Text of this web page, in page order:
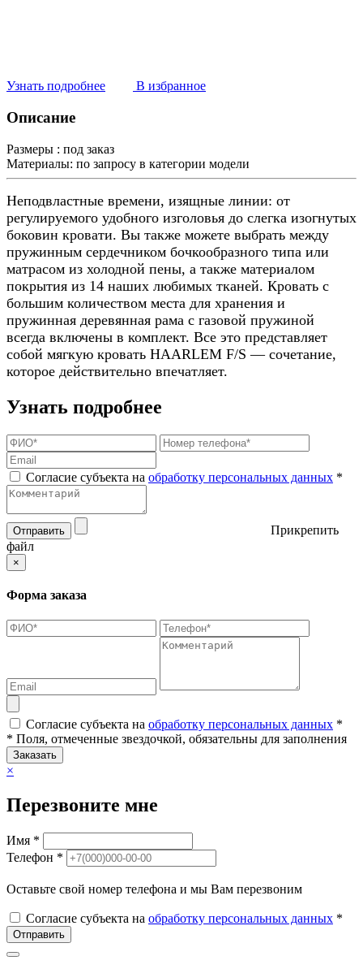
Узнать подробнее В избранное
Описание
Размеры : под заказ
Материалы: по запросу в категории модели
Неподвластные времени, изящные линии: от
регулируемого удобного изголовья до слегка изогнутых
боковин кровати. Вы также можете выбрать между
пружинным сердечником бочкообразного типа или
матрасом из холодной пены, а также материалом
покрытия из 14 наших любимых тканей. Кровать с
большим количеством места для хранения и
пружинная деревянная рама с газовой пружиной
всегда включены в комплект. Все это представляет
собой мягкую кровать HAARLEM F/S — сочетание,
которое действительно впечатляет.
Узнать подробнее
Согласие субъекта на обработку персональных данных *
Отправить
Прикрепить
файл
×
Форма заказа
Согласие субъекта на обработку персональных данных *
* Поля, отмеченные звездочкой, обязательны для заполнения
Заказать
×
Перезвоните мне
Имя *
Телефон *
Оставьте свой номер телефона и мы Вам перезвоним
Согласие субъекта на обработку персональных данных *
Отправить